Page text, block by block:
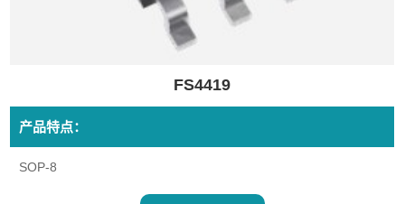
FS4419
产品特点：
SOP-8